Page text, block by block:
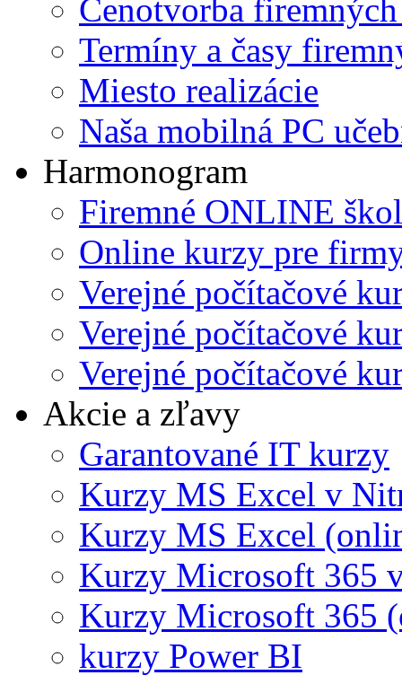
Cenotvorba
Termíny a časy
Miesto realizácie
Naša mobilná PC
Harmonogram
Firemné ONLINE
Online kurzy pre
Verejné počítačové
Verejné počítačové
Verejné počítačové
Akcie a zľavy
Garantované IT kurzy
Kurzy MS Excel v
Kurzy MS Excel
Kurzy Microsoft 365
Kurzy Microsoft 365
kurzy Power BI